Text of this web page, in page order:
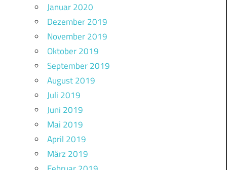
Januar 2020
Dezember 2019
November 2019
Oktober 2019
September 2019
August 2019
Juli 2019
Juni 2019
Mai 2019
April 2019
März 2019